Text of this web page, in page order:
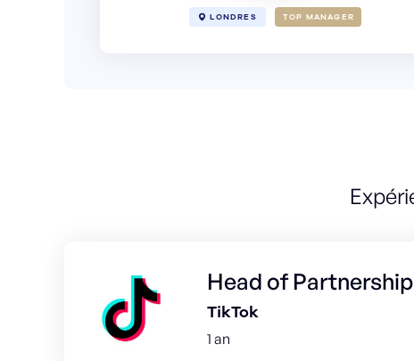
LONDRES TOP MANAGER
Head of
TikTok
1 an